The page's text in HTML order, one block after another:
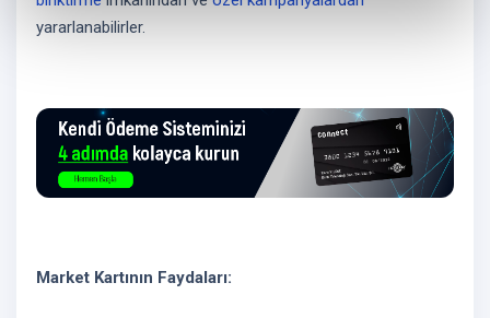
yararlanabilirler.
Market Kartının Faydaları: